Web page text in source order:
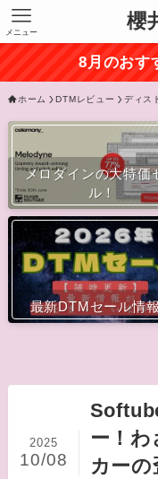
櫻
メニュー
8月のおす
ホーム DTMレビュー ディス
メロダインの大特価
ル！
最新DTMセール情
ー！
カー
2025
10/08